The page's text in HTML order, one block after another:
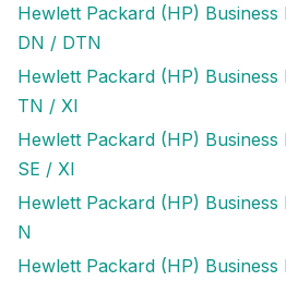
Hewlett Packard (HP)
DN / DTN
Hewlett Packard (HP)
TN / XI
Hewlett Packard (HP)
SE / XI
Hewlett Packard (HP)
N
Hewlett Packard (HP)